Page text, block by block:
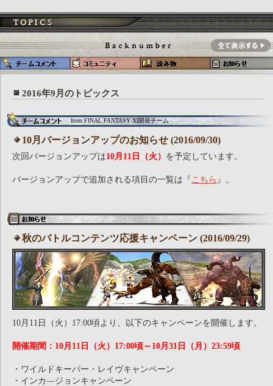
2016年9月のトピックス
from FINAL FANTASY XI開発チーム
10月バージョンアップのお知らせ (2016/09/30)
次回バージョンアップは10月11日（火） を予定しています。
バージョンアップで追加される項目の一覧は『 こちら 』。
秋のバトルコンテンツ応援キャンペーン (2016/09/29)
10月11日（火）17:00頃より、以下のキャンペーンを開催します。
開催期間：10月11日（火）17:00頃～10月31日（月）23:59頃
・ワイルドキーパー・レイヴキャンペーン
・インカ―ジョンキャンペーン